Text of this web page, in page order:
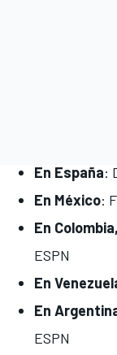
En España:
En México:
En
ESPN
En
En
ESPN